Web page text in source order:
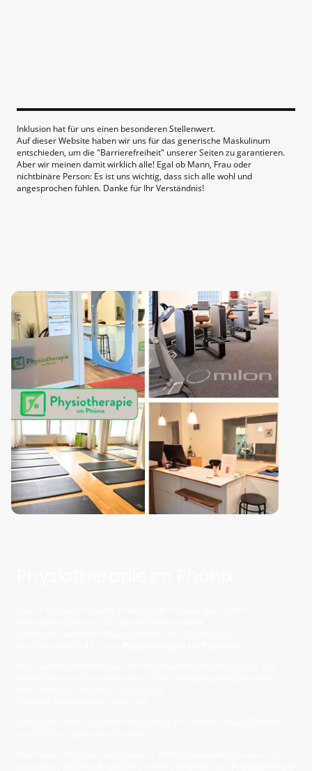
Inklusion hat für uns einen besonderen Stellenwert.
Auf dieser Website haben wir uns für das generische Maskulinum
entschieden, um die "Barrierefreiheit" unserer Seiten zu garantieren.
Aber wir meinen damit wirklich alle! Egal ob Mann, Frau oder
nichtbinäre Person: Es ist uns wichtig, dass sich alle wohl und
angesprochen fühlen. Danke für Ihr Verständnis!